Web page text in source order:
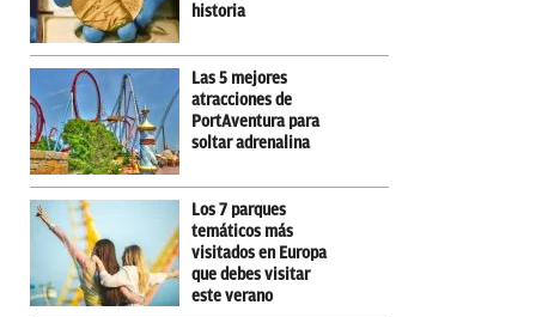
historia
Las 5 mejores
atracciones de
PortAventura para
soltar adrenalina
Los 7 parques
temáticos más
visitados en Europa
que debes visitar
este verano